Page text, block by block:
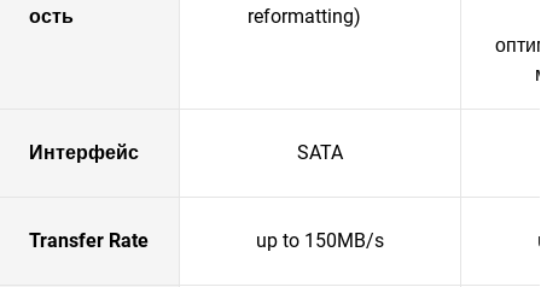
ость
reformatting)
Интерфейс SATA
Transfer Rate up to 150MB/s